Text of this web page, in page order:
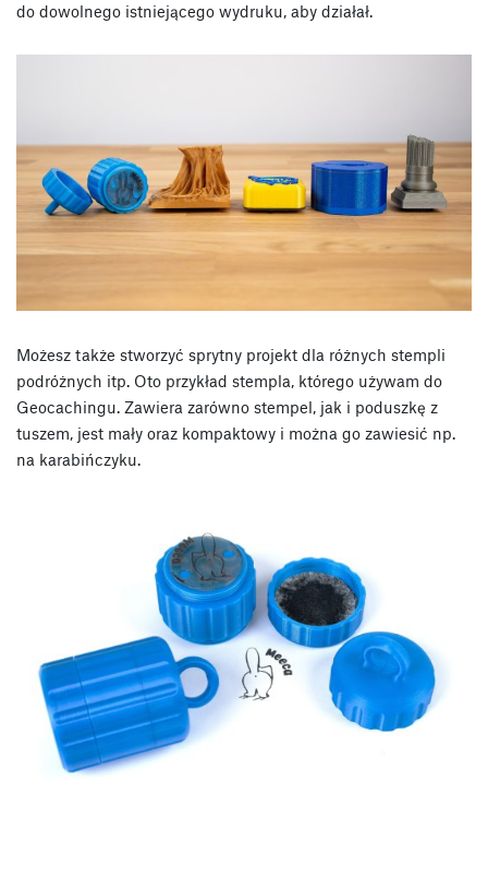
do dowolnego istniejącego wydruku, aby działał.
Możesz także stworzyć sprytny projekt dla różnych stempli
podróżnych itp. Oto przykład stempla, którego używam do
Geocachingu. Zawiera zarówno stempel, jak i poduszkę z
tuszem, jest mały oraz kompaktowy i można go zawiesić np.
na karabińczyku.